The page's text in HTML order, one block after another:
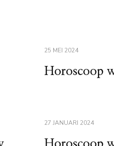
25 MEI 2024
Horoscoop
27 JANUARI 2024